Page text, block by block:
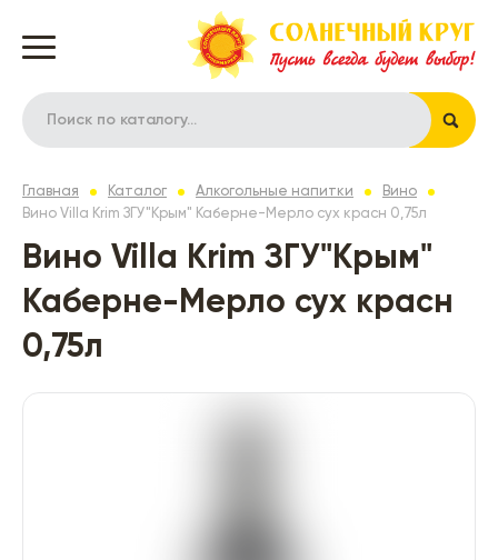
Главная Каталог Алкогольные напитки
Вино
Вино Villa Krim ЗГУ"Крым" Каберне-Мерло сух красн 0,75л
Вино Villa Krim ЗГУ"Крым"
Каберне-Мерло сух красн
0,75л